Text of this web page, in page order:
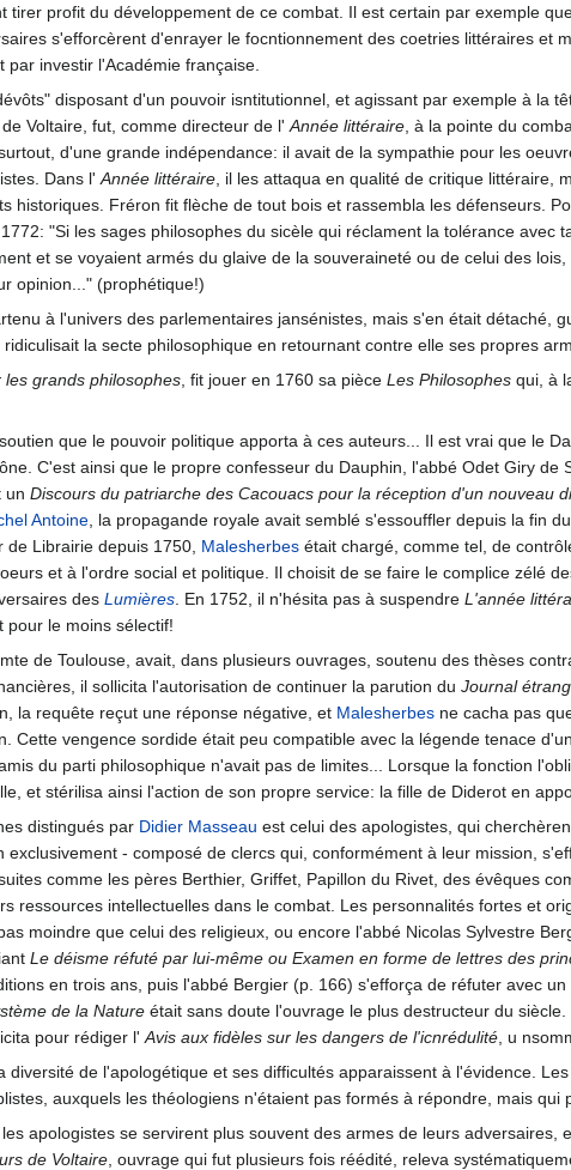
tirer profit du développement de ce combat. Il est certain par exemple
s'efforcèrent d'enrayer le focntionnement des coetries littéraires et
investir l'Académie française.
disposant d'un pouvoir isntitutionnel, et agissant par exemple à la
Voltaire, fut, comme directeur de l' Année littéraire , à la pointe du
d'une grande indépendance: il avait de la sympathie pour les
Dans l' Année littéraire , il les attaqua en qualité de critique littéraire,
historiques. Fréron fit flèche de tout bois et rassembla les défenseurs.
"Si les sages philosophes du sicèle qui réclament la tolérance
et se voyaient armés du glaive de la souveraineté ou de celui des
opinion..." (prophétique!)
à l'univers des parlementaires jansénistes, mais s'en était détaché,
la secte philosophique en retournant contre elle ses propres
les grands philosophes , fit jouer en 1760 sa pièce Les Philosophes qui, à
que le pouvoir politique apporta à ces auteurs... Il est vrai que le
C'est ainsi que le propre confesseur du Dauphin, l'abbé Odet Giry de
un Discours du patriarche des Cacouacs pour la réception d'un nouveau
Antoine , la propagande royale avait semblé s'essouffler depuis la fin
Librairie depuis 1750, Malesherbes était chargé, comme tel, de
et à l'ordre social et politique. Il choisit de se faire le complice zélé
des Lumières . En 1752, il n'hésita pas à suspendre L'année
pour le moins sélectif!
de Toulouse, avait, dans plusieurs ouvrages, soutenu des thèses
il sollicita l'autorisation de continuer la parution du Journal
la requête reçut une réponse négative, et Malesherbes ne cacha pas
Cette vengence sordide était peu compatible avec la légende tenace d'un
du parti philosophique n'avait pas de limites... Lorsque la fonction
et stérilisa ainsi l'action de son propre service: la fille de Diderot en
distingués par Didier Masseau est celui des apologistes, qui
- composé de clercs qui, conformément à leur mission,
comme les pères Berthier, Griffet, Papillon du Rivet, des évêques
ressources intellectuelles dans le combat. Les personnalités fortes et
moindre que celui des religieux, ou encore l'abbé Nicolas Sylvestre
Le déisme réfuté par lui-même ou Examen en forme de lettres des
en trois ans, puis l'abbé Bergier (p. 166) s'efforça de réfuter avec
de la Nature était sans doute l'ouvrage le plus destructeur du
pour rédiger l' Avis aux fidèles sur les dangers de l'icnrédulité , u
diversité de l'apologétique et ses difficultés apparaissent à l'évidence.
auxquels les théologiens n'étaient pas formés à répondre, mais qui
apologistes se servirent plus souvent des armes de leurs
de Voltaire , ouvrage qui fut plusieurs fois réédité, releva